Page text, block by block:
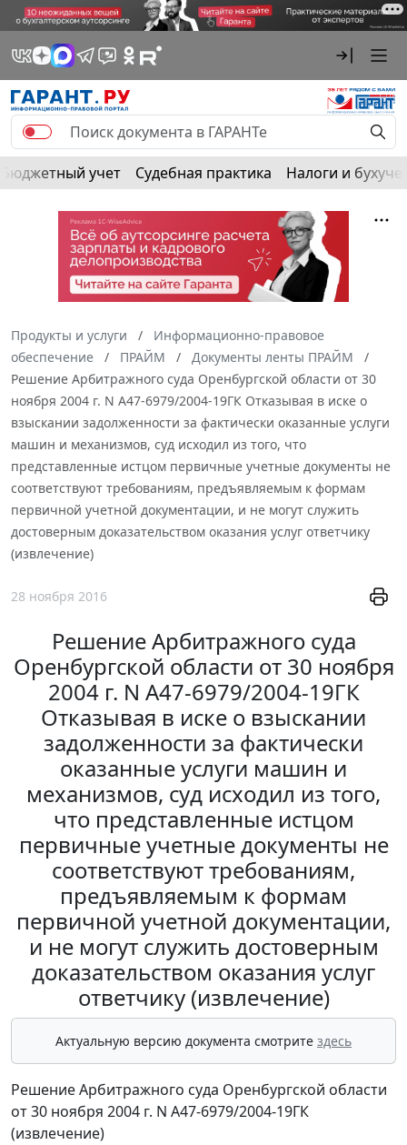
Бюджетный учет Судебная практика Налоги и
Продукты и услуги
Информационно-правовое
обеспечение
ПРАЙМ
Документы ленты ПРАЙМ
Решение Арбитражного суда Оренбургской области от 30
ноября 2004 г. N А47-6979/2004-19ГК Отказывая в иске о
взыскании задолженности за фактически оказанные услуги
машин и механизмов, суд исходил из того, что
представленные истцом первичные учетные документы не
соответствуют требованиям, предъявляемым к формам
первичной учетной документации, и не могут служить
достоверным доказательством оказания услуг ответчику
(извлечение)
28 ноября 2016
Решение Арбитражного суда
Оренбургской области от 30 ноября
2004 г. N А47-6979/2004-19ГК
Отказывая в иске о взыскании
задолженности за фактически
оказанные услуги машин и
механизмов, суд исходил из того,
что представленные истцом
первичные учетные документы не
соответствуют требованиям,
предъявляемым к формам
первичной учетной документации,
и не могут служить достоверным
доказательством оказания услуг
ответчику (извлечение)
Актуальную версию документа смотрите здесь
Решение Арбитражного суда Оренбургской области
от 30 ноября 2004 г. N А47-6979/2004-19ГК
(извлечение)